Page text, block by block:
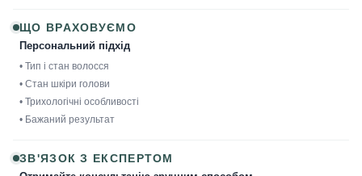
ЩО ВРАХОВУЄМО
Персональний підхід
• Тип і стан волосся
• Стан шкіри голови
• Трихологічні особливості
• Бажаний результат
ЗВ'ЯЗОК З ЕКСПЕРТОМ